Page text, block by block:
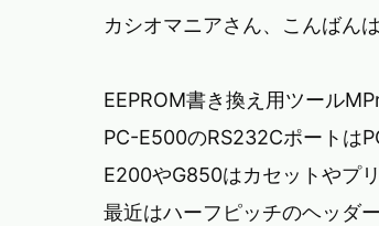
カシオマニアさん、こんばんは
EEPROM書き換え用ツール
PC-E500のRS232Cポートは
E200やG850はカセットやプ
最近はハーフピッチのヘッダ